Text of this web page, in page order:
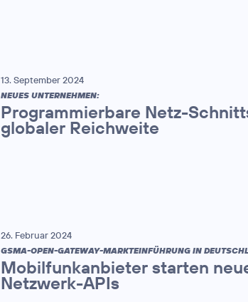
13. September 2024
NEUES UNTERNEHMEN:
Programmierbare Netz-
globaler Reichweite
26. Februar 2024
GSMA-OPEN-GATEWAY-MARKTEINFÜHRUNG IN
Mobilfunkanbieter starten
Netzwerk-APIs